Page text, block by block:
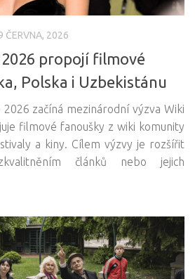
ČERVNA, 2026
propojí filmové
Polska i Uzbekistánu
začíná mezinárodní výzva Wiki
filmové fanoušky z wiki komunity
a kiny. Cílem výzvy je rozšířit
článků nebo jejich